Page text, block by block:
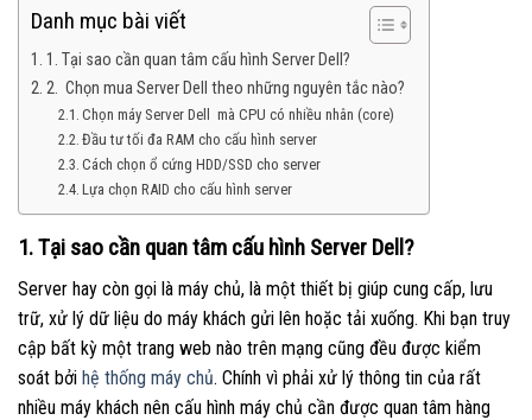
Danh mục bài viết
1. Tại sao cần quan tâm cấu hình Server Dell?
2. Chọn mua Server Dell theo những nguyên tắc nào?
Chọn máy Server Dell mà CPU có nhiều nhân (core)
Đầu tư tối đa RAM cho cấu hình server
Cách chọn ổ cứng HDD/SSD cho server
Lựa chọn RAID cho cấu hình server
1.Tại sao cần quan tâm cấu hình Server Dell?
Server hay còn gọi là máy chủ, là một thiết bị giúp cung cấp, lưu
trữ, xử lý dữ liệu do máy khách gửi lên hoặc tải xuống. Khi bạn truy
cập bất kỳ một trang web nào trên mạng cũng đều được kiểm
soát bởi hệ thống máy chủ. Chính vì phải xử lý thông tin của rất
nhiều máy khách nên cấu hình máy chủ cần được quan tâm hàng